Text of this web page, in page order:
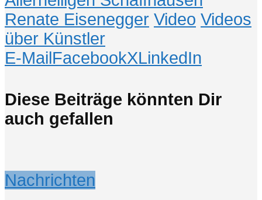
Renate Eisenegger Video Videos
über Künstler
E-MailFacebookXLinkedIn
Diese Beiträge könnten Dir
auch gefallen
Nachrichten